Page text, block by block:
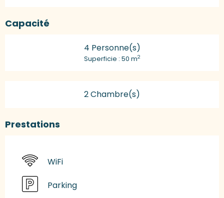
Capacité
4 Personne(s)
Superficie : 50 m2
2 Chambre(s)
Prestations
WiFi
Parking